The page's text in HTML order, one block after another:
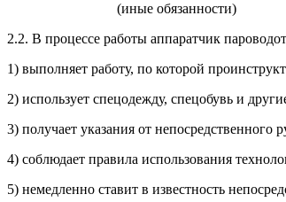
(иные обязанности)
2.2. В процессе работы аппаратчик
1) выполняет работу, по которой
2) использует спецодежду, спецобувь и
3) получает указания от
4) соблюдает правила использования
5) немедленно ставит в известность